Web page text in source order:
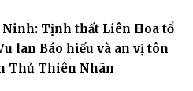
Tịnh thất Liên Hoa tổ
lan Báo hiếu và an vị tôn
Thủ Thiên Nhãn